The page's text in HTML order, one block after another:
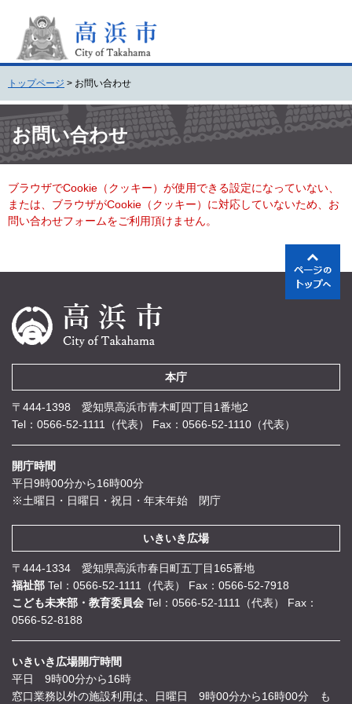
頭
で
す
。
飛
ば
し
て
本
へ
トップページ > お問い合わせ
文 お問い合わせ
ブラウザでCookie（クッキー）が使用できる設定になっていない、
または、ブラウザがCookie（クッキー）に対応していないため、お
問い合わせフォームをご利用頂けません。
本庁
〒444-1398 愛知県高浜市青木町四丁目1番地2
Tel：0566-52-1111（代表）
Fax：0566-52-1110（代表）
開庁時間
平日9時00分から16時00分
※土曜日・日曜日・祝日・年末年始 閉庁
いきいき広場
〒444-1334 愛知県高浜市春日町五丁目165番地
福祉部 Tel：0566-52-1111（代表）
Fax：0566-52-7918
こども未来部・教育委員会 Tel：0566-52-1111（代表）
Fax：
0566-52-8188
いきいき広場開庁時間
平日 9時00分から16時
窓口業務以外の施設利用は、日曜日 9時00分から16時00分 も